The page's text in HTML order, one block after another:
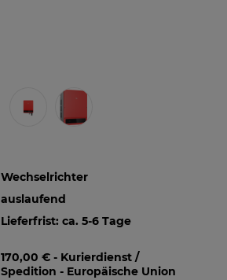
Wechselrichter
auslaufend
Lieferfrist: ca. 5-6 Tage
170,00 € - Kurierdienst /
Spedition - Europäische Union